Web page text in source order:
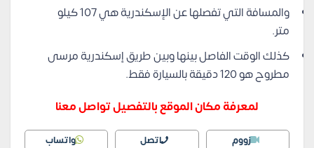
والمسافة التي تفصلها عن الإسكندرية هي 107 كيلو
متر.
كذلك الوقت الفاصل بينها وبين طريق إسكندرية مرسى
مطروح هو 120 دقيقة بالسيارة فقط.
لمعرفة مكان الموقع بالتفصيل تواصل معنا
زووم اتصل واتساب